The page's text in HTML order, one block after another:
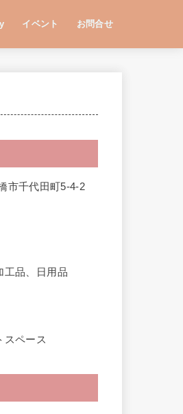
イベント お問合せ
市千代田町5-4-2
工品、日用品
スペース